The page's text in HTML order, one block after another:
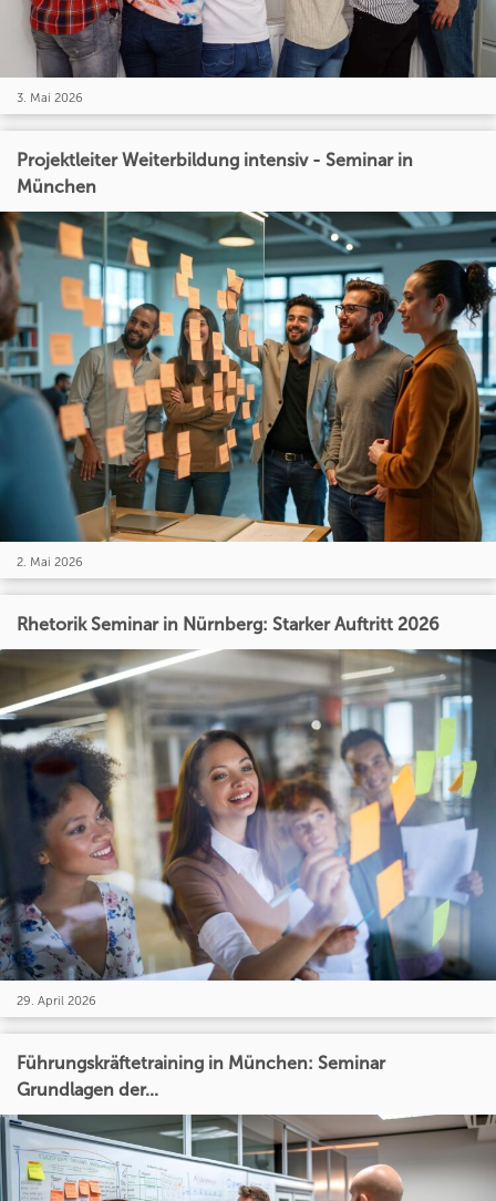
3. Mai 2026
Projektleiter Weiterbildung intensiv - Seminar in
München
2. Mai 2026
Rhetorik Seminar in Nürnberg: Starker Auftritt 2026
29. April 2026
Führungskräftetraining in München: Seminar
Grundlagen der...